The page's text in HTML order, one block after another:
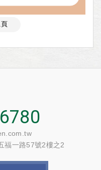
福一路57號2樓之2